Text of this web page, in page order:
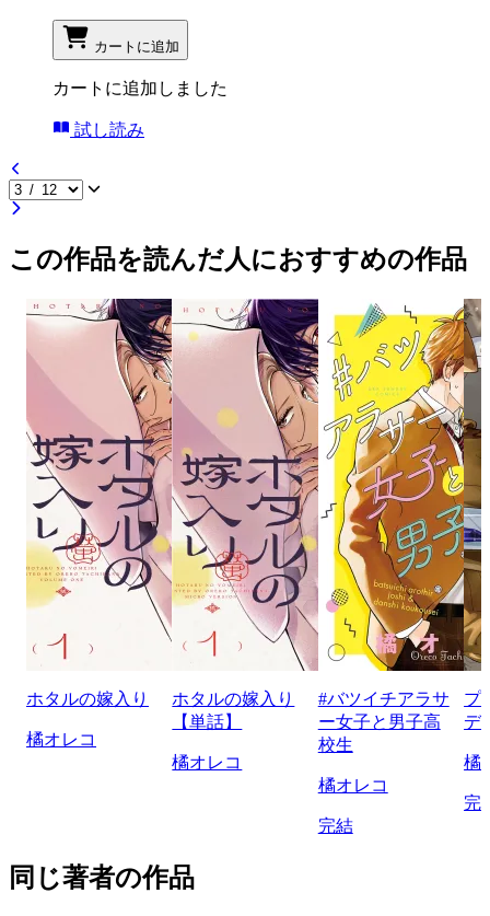
カートに追加
カートに追加しました
試し読み
この作品を読んだ人におすすめの作品
ホタルの嫁入り
橘オレコ
ホタルの嫁入り
【単話】
橘オレコ
#バツイチアラサ
ー女子と男子高
校生
橘オレコ
完結
プ
デ
橘
完
同じ著者の作品